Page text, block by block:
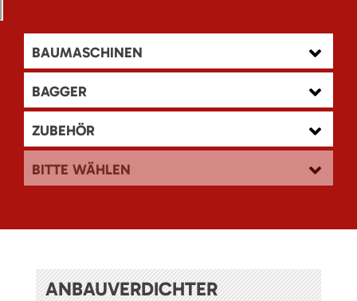
BAUMASCHINEN
BAGGER
ZUBEHÖR
BITTE WÄHLEN
ANBAUVERDICHTER